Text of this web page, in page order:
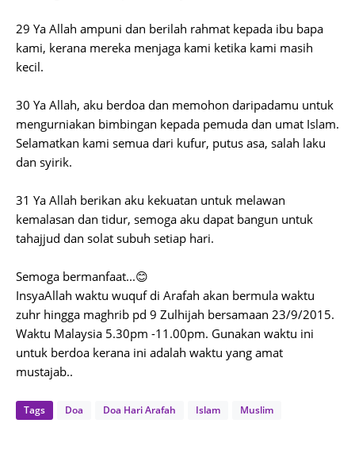
29 Ya Allah ampuni dan berilah rahmat kepada ibu bapa
kami, kerana mereka menjaga kami ketika kami masih
kecil.
30 Ya Allah, aku berdoa dan memohon daripadamu untuk
mengurniakan bimbingan kepada pemuda dan umat Islam.
Selamatkan kami semua dari kufur, putus asa, salah laku
dan syirik.
31 Ya Allah berikan aku kekuatan untuk melawan
kemalasan dan tidur, semoga aku dapat bangun untuk
tahajjud dan solat subuh setiap hari.
Semoga bermanfaat...😊
InsyaAllah waktu wuquf di Arafah akan bermula waktu
zuhr hingga maghrib pd 9 Zulhijah bersamaan 23/9/2015.
Waktu Malaysia 5.30pm -11.00pm. Gunakan waktu ini
untuk berdoa kerana ini adalah waktu yang amat
mustajab..
Tags Doa Doa Hari Arafah Islam Muslim